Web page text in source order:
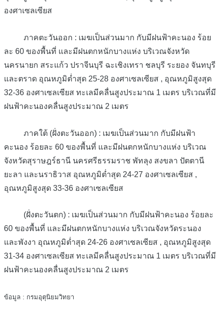
องศาเซลเซียส
ภาคตะวันออก : เมฆเป็นส่วนมาก กับมีฝนฟ้าคะนอง ร้อย
ละ 60 ของพื้นที่ และมีฝนตกหนักบางแห่ง บริเวณจังหวัด
นครนายก สระแก้ว ปราจีนบุรี ฉะเชิงเทรา ชลบุรี ระยอง จันทบุรี
และตราด อุณหภูมิต่ำสุด 25-28 องศาเซลเซียส , อุณหภูมิสูงสุด
32-36 องศาเซลเซียส ทะเลมีคลื่นสูงประมาณ 1 เมตร บริเวณที่มี
ฝนฟ้าคะนองคลื่นสูงประมาณ 2 เมตร
ภาคใต้ (ฝั่งตะวันออก) : เมฆเป็นส่วนมาก กับมีฝนฟ้า
คะนอง ร้อยละ 60 ของพื้นที่ และมีฝนตกหนักบางแห่ง บริเวณ
จังหวัดสุราษฎร์ธานี นครศรีธรรมราช พัทลุง สงขลา ปัตตานี
ยะลา และนราธิวาส อุณหภูมิต่ำสุด 24-27 องศาเซลเซียส ,
อุณหภูมิสูงสุด 33-36 องศาเซลเซียส
(ฝั่งตะวันตก) : เมฆเป็นส่วนมาก กับมีฝนฟ้าคะนอง ร้อยละ
60 ของพื้นที่ และมีฝนตกหนักบางแห่ง บริเวณจังหวัดระนอง
และพังงา อุณหภูมิต่ำสุด 24-26 องศาเซลเซียส , อุณหภูมิสูงสุด
31-34 องศาเซลเซียส ทะเลมีคลื่นสูงประมาณ 1 เมตร บริเวณที่มี
ฝนฟ้าคะนองคลื่นสูงประมาณ 2 เมตร
ข้อมูล : กรมอุตุนิยมวิทยา